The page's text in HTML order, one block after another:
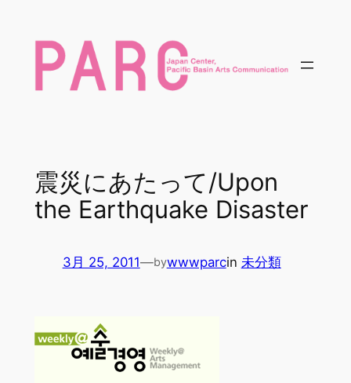
震災にあたって/Upon
the Earthquake Disaster
3月 25, 2011—bywwwparcin 未分類